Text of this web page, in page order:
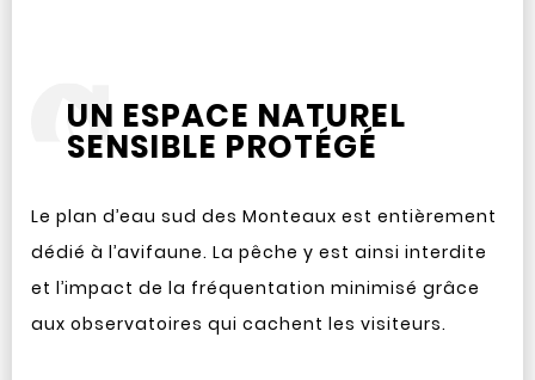
UN ESPACE NATUREL
SENSIBLE PROTÉGÉ
Le plan d’eau sud des Monteaux est entièrement
dédié à l’avifaune. La pêche y est ainsi interdite
et l’impact de la fréquentation minimisé grâce
aux observatoires qui cachent les visiteurs.